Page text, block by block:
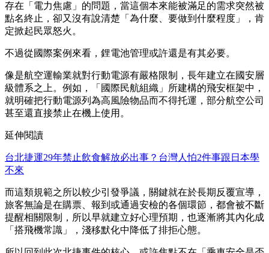
存在「電力焦慮」的問題，當這個本來能被滿足的需求突然被
點名終止，卻又沒有說清楚「為什麼、要做到什麼程度」，肯
定掀起民眾怒火。
不過從國際案例來看，鋰電池管理或許還是有其必要。
像是航空運輸業就對行動電源有嚴格限制，長年建立在國安層
級體系之上。例如，「國際民航組織」所建構的飛安框架中，
就明確把行動電源列為高風險物品而不得托運，部分航空公司
甚至還直接禁止在機上使用。
延伸閱讀
台北捷運29年禁止飲食解放必出事？台灣人怕2件事跟日本學
不來
而這類規範之所以較少引發爭議，關鍵就在於長期反覆宣導，
旅客無論是在購票、報到或通過安檢的各個環節，都會被不斷
提醒相關限制，所以早就建立好心理預期，也逐漸將其內化成
「搭飛機常識」，淺移默化中降低了排拒心態。